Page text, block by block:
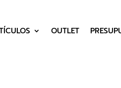
OUTLET